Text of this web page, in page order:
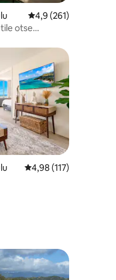
Keskmine hinnang
4,9 (261)
otse
Keskmine hinnang
4,98 (117)